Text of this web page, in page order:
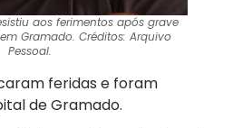
aos ferimentos após grave
Gramado. Créditos: Arquivo
Pessoal.
feridas e foram
de Gramado.